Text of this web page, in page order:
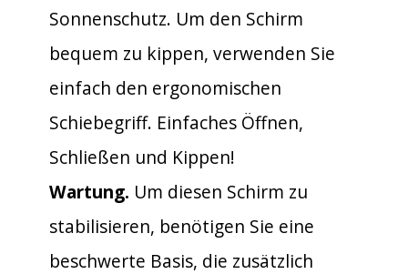
Sonnenschutz. Um den Schirm
bequem zu kippen, verwenden Sie
einfach den ergonomischen
Schiebegriff. Einfaches Öffnen,
Schließen und Kippen!
Wartung. Um diesen Schirm zu
stabilisieren, benötigen Sie eine
beschwerte Basis, die zusätzlich